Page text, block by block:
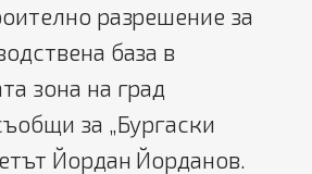
разрешение за
база в
зона на град
за „Бургаски
Йордан Йорданов.